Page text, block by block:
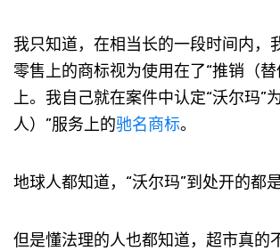
我只知道，在相当长的一段时间内，
零售上的商标视为使用在了“推销（替
上。我自己就在案件中认定“沃尔玛”
人）”服务上的驰名商标。
地球人都知道，“沃尔玛”到处开的都是
但是懂法理的人也都知道，超市真的